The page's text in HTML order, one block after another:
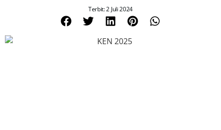
Terbit: 2 Juli 2024